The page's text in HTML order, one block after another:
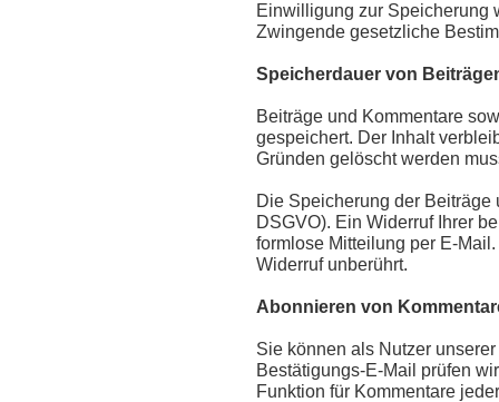
Einwilligung zur Speicherung
Zwingende gesetzliche
Speicherdauer von
Beiträge und Kommentare
gespeichert. Der Inhalt
Gründen gelöscht werden
Die Speicherung der Beiträge
DSGVO). Ein Widerruf Ihrer
formlose Mitteilung per E-
Widerruf unberührt.
Abonnieren von
Sie können als Nutzer
Bestätigungs-E-Mail prüfen
Funktion für Kommentare